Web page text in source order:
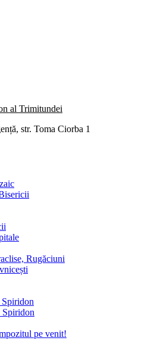
al Trimitundei
str. Toma Ciorba 1
Rugăciuni
pe venit!